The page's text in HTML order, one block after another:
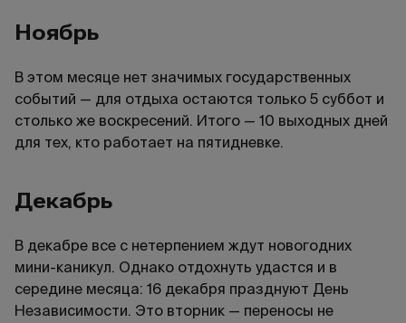
Ноябрь
В этом месяце нет значимых государственных
событий — для отдыха остаются только 5 суббот и
столько же воскресений. Итого — 10 выходных дней
для тех, кто работает на пятидневке.
Декабрь
В декабре все с нетерпением ждут новогодних
мини-каникул. Однако отдохнуть удастся и в
середине месяца: 16 декабря празднуют День
Независимости. Это вторник — переносы не